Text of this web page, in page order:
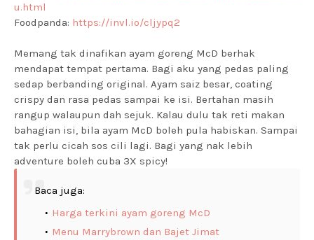
u.html
Foodpanda: https://invl.io/cljypq2
Memang tak dinafikan ayam goreng McD berhak
mendapat tempat pertama. Bagi aku yang pedas paling
sedap berbanding original. Ayam saiz besar, coating
crispy dan rasa pedas sampai ke isi. Bertahan masih
rangup walaupun dah sejuk. Kalau dulu tak reti makan
bahagian isi, bila ayam McD boleh pula habiskan. Sampai
tak perlu cicah sos cili lagi. Bagi yang nak lebih
adventure boleh cuba 3X spicy!
Baca juga:
Harga terkini ayam goreng McD
Menu Marrybrown dan Bajet Jimat